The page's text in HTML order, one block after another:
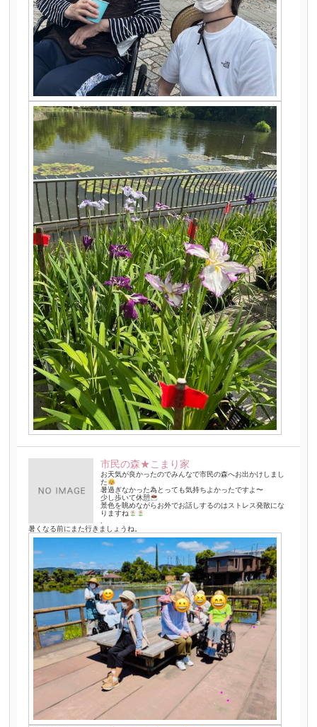
市民の森★こまり家
お天気が良かったのでみんなで市民の森へお出かけしまし
た
暑過ぎなかった為とっても気持ちよかったですよ〜
少し歩いて休憩
景色を眺めながらお外でお話しするのはストレス発散にな
りますね
.
暑くなる前にまた行きましょうね。